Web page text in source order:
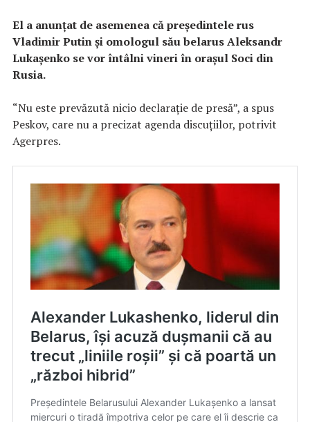
El a anunţat de asemenea că preşedintele rus
Vladimir Putin şi omologul său belarus Aleksandr
Lukaşenko se vor întâlni vineri în oraşul Soci din
Rusia.
“Nu este prevăzută nicio declaraţie de presă”, a spus
Peskov, care nu a precizat agenda discuţiilor, potrivit
Agerpres.